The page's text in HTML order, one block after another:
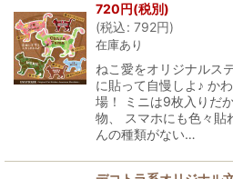
720円(税別)
(税込: 792円)
在庫あり
ねこ愛をオリジナルス
に貼って自慢しよ♪ か
場！ ミニは9枚入りだ
物、 スマホにも色々貼
んの種類がない…